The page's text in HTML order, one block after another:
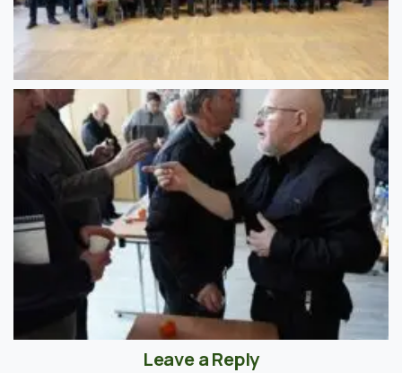
Leave a Reply